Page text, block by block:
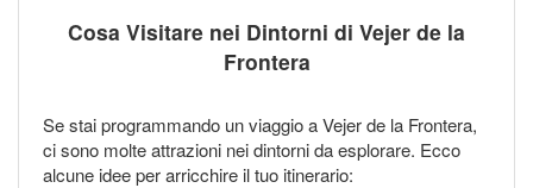
Cosa Visitare nei Dintorni di Vejer de la
Frontera
Se stai programmando un viaggio a Vejer de la Frontera,
ci sono molte attrazioni nei dintorni da esplorare. Ecco
alcune idee per arricchire il tuo itinerario: